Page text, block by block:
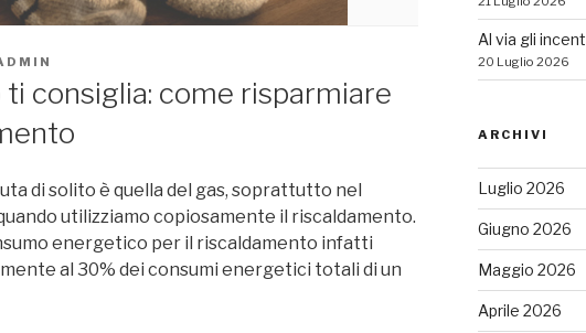
ti consiglia: come risparmiare
di solito è quella del gas, soprattutto nel
utilizziamo copiosamente il riscaldamento.
energetico per il riscaldamento infatti
al 30% dei consumi energetici totali di un
Al via gli
20 Luglio 2026
ARCHIVI
Luglio 2026
Giugno 2026
Maggio 2026
Aprile 2026